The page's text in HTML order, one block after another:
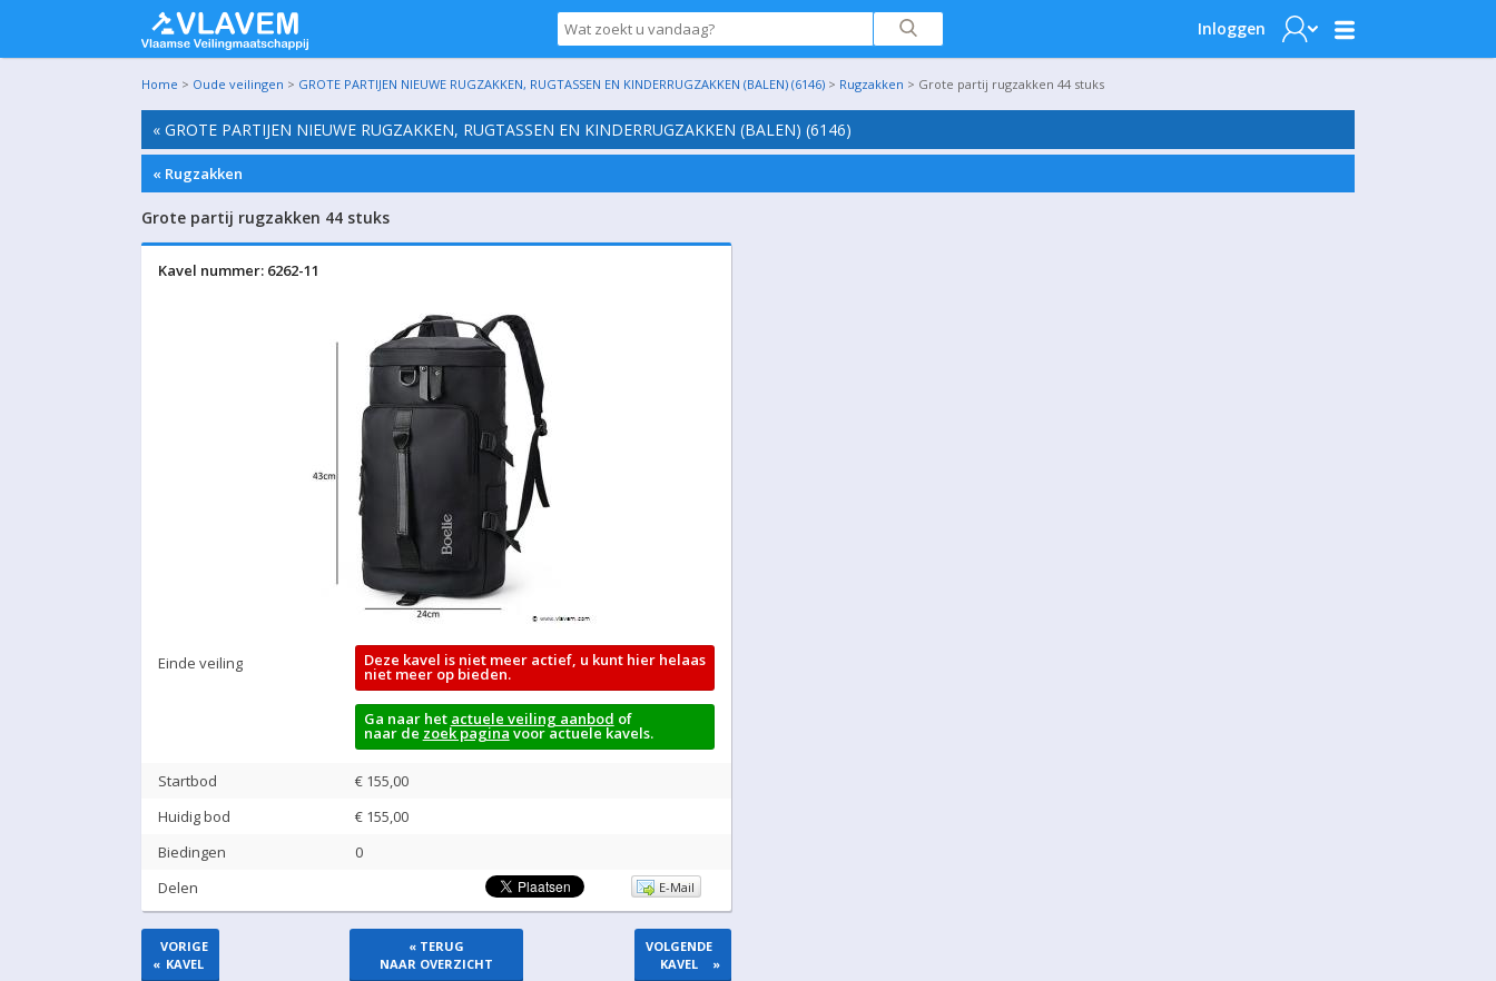
Inloggen
Home > Oude veilingen > GROTE PARTIJEN NIEUWE RUGZAKKEN, RUGTASSEN EN KINDERRUGZAKKEN (BALEN) (6146) > Rugzakken > Grote partij rugzakken 44 stuks
« GROTE PARTIJEN NIEUWE RUGZAKKEN, RUGTASSEN EN KINDERRUGZAKKEN (BALEN) (6146)
« Rugzakken
Grote partij rugzakken 44 stuks
Kavel nummer: 6262-11
Einde veiling Deze kavel is niet meer actief, u kunt hier helaas
niet meer op bieden.
Ga naar het actuele veiling aanbod of
naar de zoek paginavoor actuele kavels.
Startbod
€ 155,00
Huidig bod
€ 155,00
Biedingen
0
Delen
E-Mail
«
VORIGE
KAVEL
« TERUG
NAAR OVERZICHT
VOLGENDE
KAVEL
»